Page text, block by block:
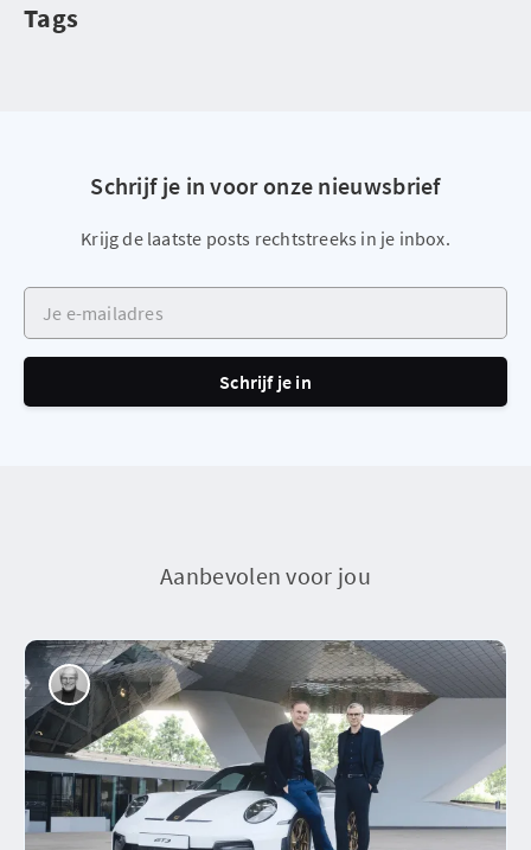
Tags
Schrijf je in voor onze nieuwsbrief
Krijg de laatste posts rechtstreeks in je inbox.
Je e-mailadres
Schrijf je in
Aanbevolen voor jou